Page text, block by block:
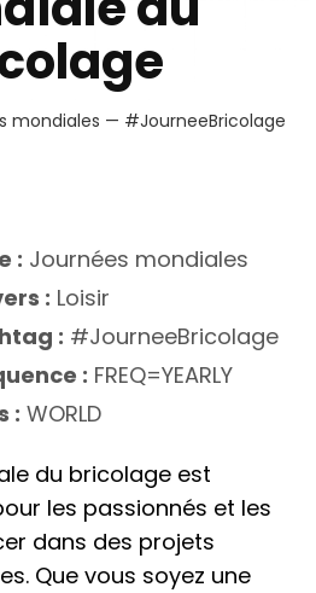
mondiales — #JourneeBricolage
: Journées mondiales
: Loisir
: #JourneeBricolage
: FREQ=YEARLY
: WORLD
du bricolage est
les passionnés et les
dans des projets
Que vous soyez une